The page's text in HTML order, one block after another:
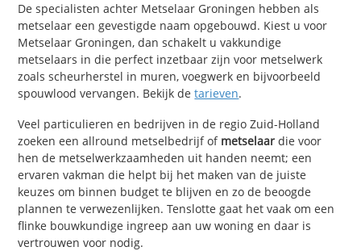
De specialisten achter Metselaar Groningen hebben als
metselaar een gevestigde naam opgebouwd. Kiest u voor
Metselaar Groningen, dan schakelt u vakkundige
metselaars in die perfect inzetbaar zijn voor metselwerk
zoals scheurherstel in muren, voegwerk en bijvoorbeeld
spouwlood vervangen. Bekijk detarieven.
Veel particulieren en bedrijven in de regio Zuid-Holland
zoeken een allround metselbedrijf of metselaar die voor
hen de metselwerkzaamheden uit handen neemt; een
ervaren vakman die helpt bij het maken van de juiste
keuzes om binnen budget te blijven en zo de beoogde
plannen te verwezenlijken. Tenslotte gaat het vaak om een
flinke bouwkundige ingreep aan uw woning en daar is
vertrouwen voor nodig.